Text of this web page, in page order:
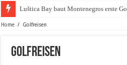
Luštica Bay baut Montenegros erste
Home / Golfreisen
Golfreisen